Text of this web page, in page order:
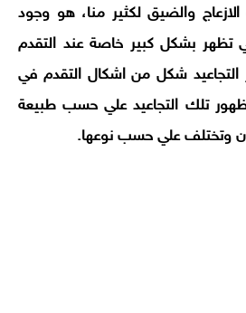
والضيق لكثير منا، هو وجود
تظهر بشكل كبير خاصة عند التقدم
التجاعيد شكل من اشكال التقدم في
تلك التجاعيد علي حسب طبيعة
وتختلف علي حسب نوعها.